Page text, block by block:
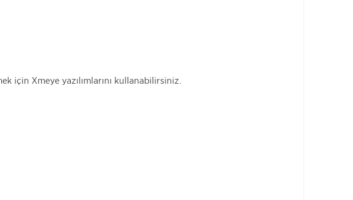
için Xmeye yazılımlarını kullanabilirsiniz.